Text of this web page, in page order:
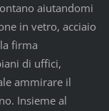
aiutandomi
in vetro, acciaio
firma
di uffici,
ammirare il
Insieme al